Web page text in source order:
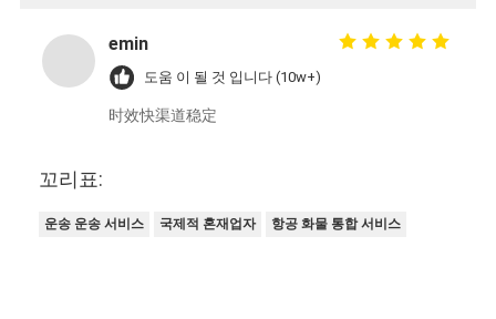
emin
도움 이 될 것 입니다 (10w+)
时效快渠道稳定
꼬리표:
운송 운송 서비스 국제적 혼재업자 항공 화물 통합 서비스